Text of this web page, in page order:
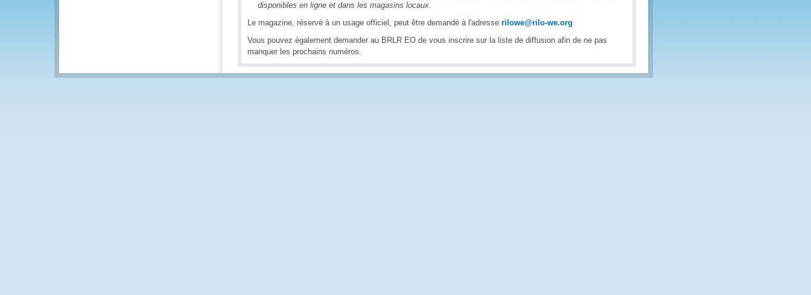
disponibles en ligne et dans les magasins locaux.
Le magazine, réservé à un usage officiel, peut être demandé à l'adresse rilowe@rilo-we.org
Vous pouvez également demander au BRLR EO de vous inscrire sur la liste de diffusion afin de ne pas
manquer les prochains numéros.